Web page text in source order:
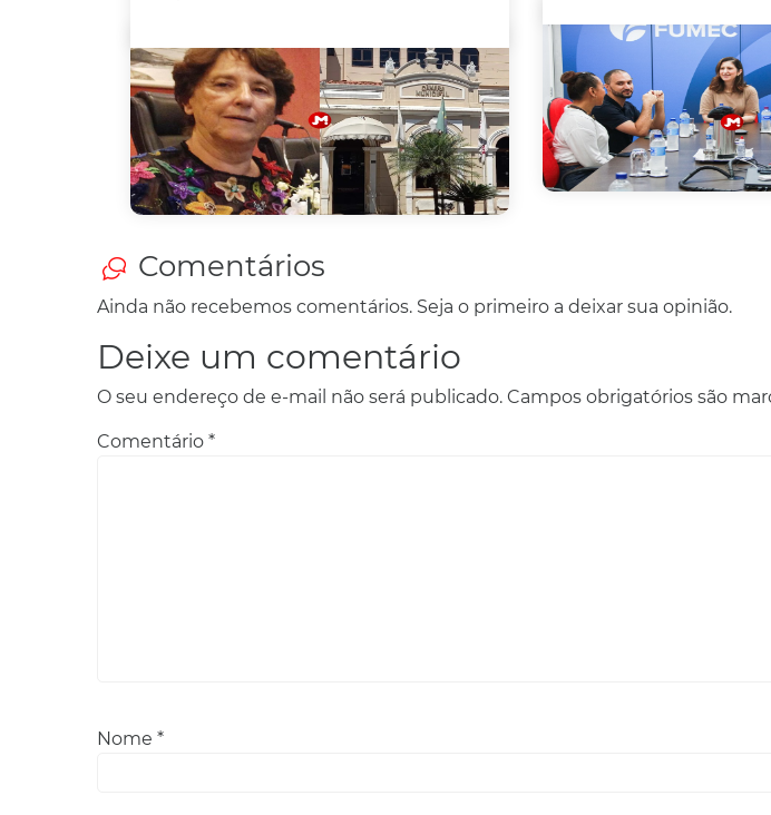
Comentários
Ainda não recebemos comentários. Seja o primeiro a deixar sua opinião.
Deixe um comentário
O seu endereço de e-mail não será publicado. Campos obrigatórios são
Comentário *
Nome *